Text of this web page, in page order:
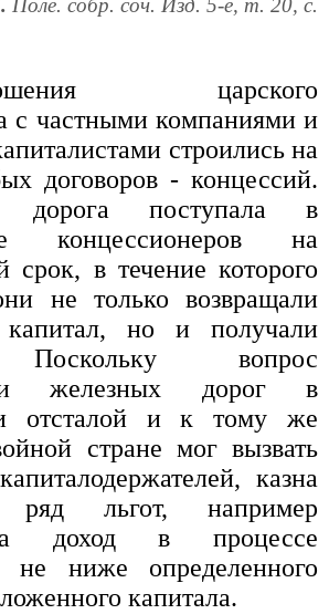
Поле. собр. соч. Изд. 5-е, т. 20, с.
царского
с частными компаниями и
строились на
договоров - концессий.
дорога поступала в
концессионеров на
срок, в течение которого
не только возвращали
капитал, но и получали
вопрос
железных дорог в
отсталой и к тому же
стране мог вызвать
казна
льгот, например
доход в процессе
не ниже определенного
капитала.